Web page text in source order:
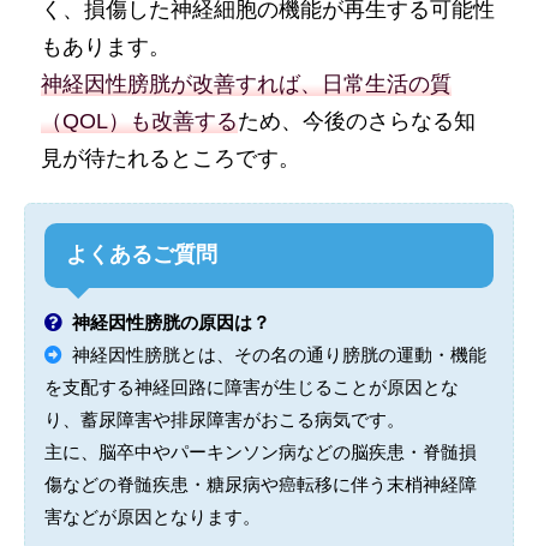
く、損傷した神経細胞の機能が再生する可能性
もあります。
神経因性膀胱が改善すれば、日常生活の質
（QOL）も改善するため、今後のさらなる知
見が待たれるところです。
よくあるご質問
神経因性膀胱の原因は？
神経因性膀胱とは、その名の通り膀胱の運動・機能
を支配する神経回路に障害が生じることが原因とな
り、蓄尿障害や排尿障害がおこる病気です。
主に、脳卒中やパーキンソン病などの脳疾患・脊髄損
傷などの脊髄疾患・糖尿病や癌転移に伴う末梢神経障
害などが原因となります。